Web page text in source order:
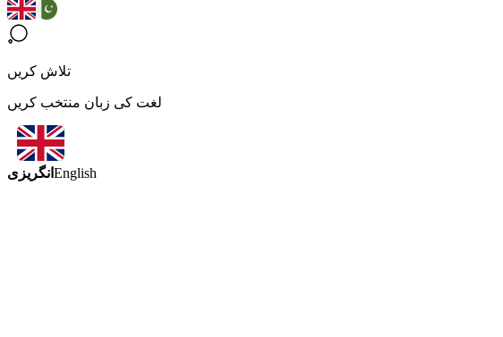
تلاش کریں
لغت کی زبان منتخب کریں
انگریزی English